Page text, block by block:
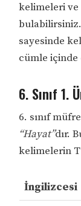
kelimeleri ve
sayesinde
cümle
6. Sınıf
6. sınıf
“Hayat”dır.
kelimelerin
İngilizcesi